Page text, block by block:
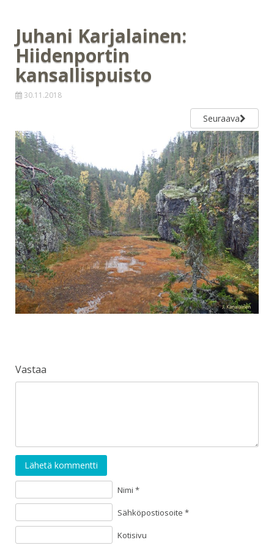
Juhani Karjalainen:
Hiidenportin
kansallispuisto
30.11.2018
Seuraava
Vastaa
Lähetä kommentti
Nimi *
Sähköpostiosoite *
Kotisivu